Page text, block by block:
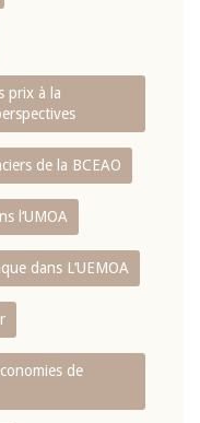
prix à la
de la BCEAO
l‘UMOA
dans L‘UEMOA
de